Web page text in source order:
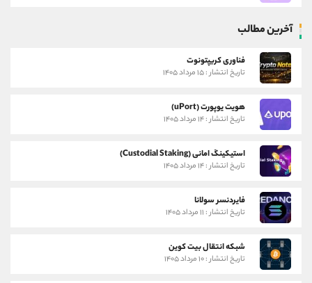
آخرین مطالب
فناوری کریپتونوت
تاریخ انتشار : ۱۵ مرداد ۱۴۰۵
هویت یوپورت (uPort)
تاریخ انتشار : ۱۴ مرداد ۱۴۰۵
استیکینگ امانی (Custodial Staking)
تاریخ انتشار : ۱۴ مرداد ۱۴۰۵
فایردنسر سولانا
تاریخ انتشار : ۱۱ مرداد ۱۴۰۵
شبکه انتقال بیت کوین
تاریخ انتشار : ۱۰ مرداد ۱۴۰۵